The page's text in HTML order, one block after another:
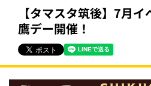
【タマスタ筑後】7月
鷹デー開催！